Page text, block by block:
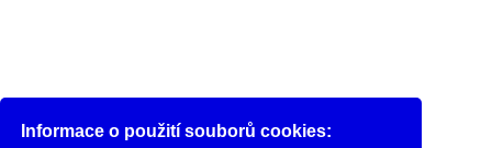
Informace o použití souborů cookies: